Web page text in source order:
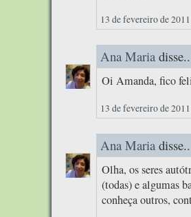
13 de fevereiro de
Ana Maria
Oi Amanda, fico
13 de fevereiro de
Ana Maria
Olha, os seres
(todas) e algumas
conheça outros,